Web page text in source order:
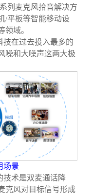
列麦克风拾音解决方
/平板等智能移动设
领域。
技在过去投入最多的
噪和大噪声这两大极
场景
技术是双麦通话降
克风对目标信号形成